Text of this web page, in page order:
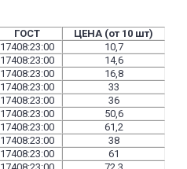
ГОСТ
ЦЕНА (от 10 шт)
17408:23:00
10,7
17408:23:00
14,6
17408:23:00
16,8
17408:23:00
33
17408:23:00
36
17408:23:00
50,6
17408:23:00
61,2
17408:23:00
38
17408:23:00
61